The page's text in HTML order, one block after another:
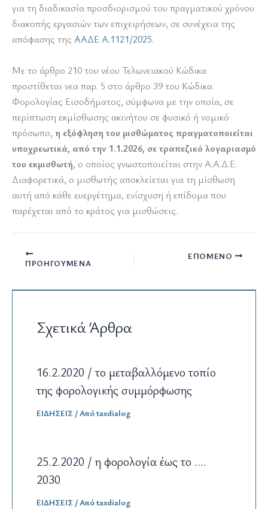
για τη διαδικασία προσδιορισμού του πραγματικού χρόνου
διακοπής εργασιών των επιχειρήσεων, σε συνέχεια της
απόφασης της ΑΑΔΕ Α.1121/2025.
Με το άρθρο 210 του νέου Τελωνειακού Κώδικα
προστίθεται νεα παρ. 5 στο άρθρο 39 του Κώδικα
Φορολογίας Εισοδήματος, σύμφωνα με την οποία, σε
περίπτωση εκμίσθωσης ακινήτου σε φυσικό ή νομικό
πρόσωπο, η εξόφληση του μισθώματος πραγματοποιείται
υποχρεωτικά, από την 1.1.2026, σε τραπεζικό λογαριασμό
του εκμισθωτή, ο οποίος γνωστοποιείται στην Α.Α.Δ.Ε.
Διαφορετικά, ο μισθωτής αποκλείεται για τη μίσθωση
αυτή από κάθε ευεργέτημα, ενίσχυση ή επίδομα που
παρέχεται από το κράτος για μισθώσεις.
ΠΡΟΗΓΟΎΜΕΝΑ
ΕΠΌΜΕΝΟ
Σχετικά Άρθρα
16.2.2020 / το μεταβαλλόμενο τοπίο
της φορολογικής συμμόρφωσης
ΕΙΔΗΣΕΙΣ / Απόtaxdialog
25.2.2020 / η φορολογία έως το ….
2030
ΕΙΔΗΣΕΙΣ / Απόtaxdialog